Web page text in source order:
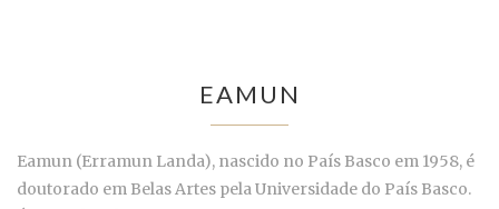
EAMUN
Eamun (Erramun Landa), nascido no País Basco em 1958, é
doutorado em Belas Artes pela Universidade do País Basco.